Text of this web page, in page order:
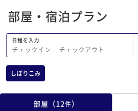
部屋・宿泊プラン
日程を入力
チェックイン − チェックアウト
しぼりこみ
部屋 （12件）